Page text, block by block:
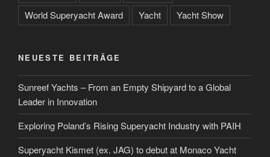
World Superyacht Award
Yacht Yacht Show
NEUESTE BEITRÄGE
Sunreef Yachts – From an Empty Shipyard to a Global
Leader in Innovation
Exploring Poland’s Rising Superyacht Industry with PAIH
Superyacht Kismet (ex. JAG) to debut at Monaco Yacht